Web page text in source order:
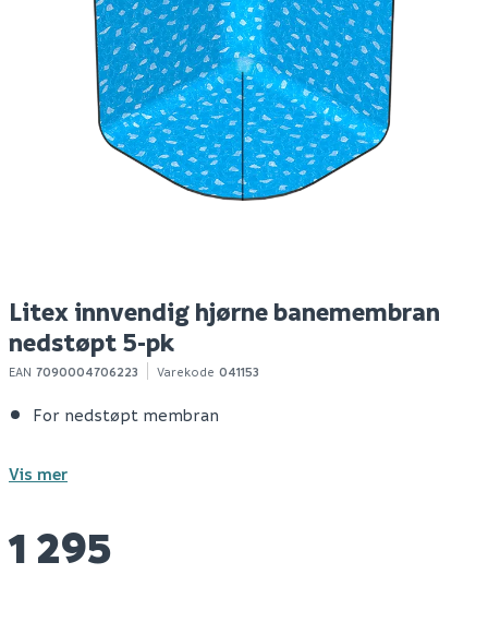
Vetpro tpe innvendig
hjørnemansjett
Litex innvendig
hjørnemansjett
113
1-10 stk
Klikk & Hent
Litex innvendig hjørne banemembran
nedstøpt 5-pk
EAN 7090004706223 Varekode 041153
For nedstøpt membran
Vis mer
1 295